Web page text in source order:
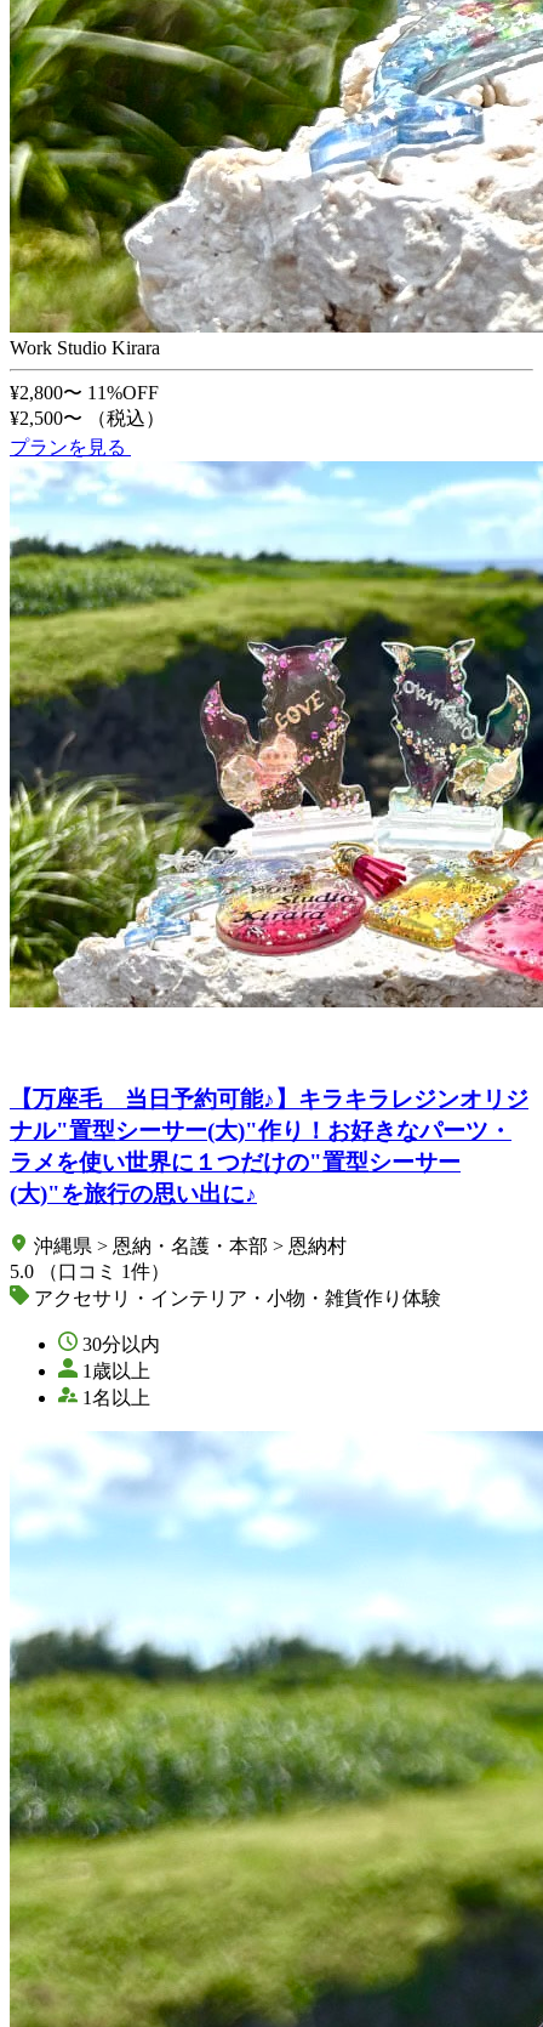
Work Studio Kirara
¥2,800〜 11%OFF
¥2,500〜
（税込）
プランを見る
【万座毛 当日予約可能♪】キラキラレジンオリジ
ナル"置型シーサー(大)"作り！お好きなパーツ・
ラメを使い世界に１つだけの"置型シーサー
(大)"を旅行の思い出に♪
沖縄県 > 恩納・名護・本部 > 恩納村
5.0
（口コミ 1件）
アクセサリ・インテリア・小物・雑貨作り体験
30分以内
1歳以上
1名以上